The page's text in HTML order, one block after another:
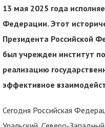
13 мая 2025 года
Федерации. Этот
Президента Российской
был учрежден институт
реализацию
эффективное
Сегодня Российская